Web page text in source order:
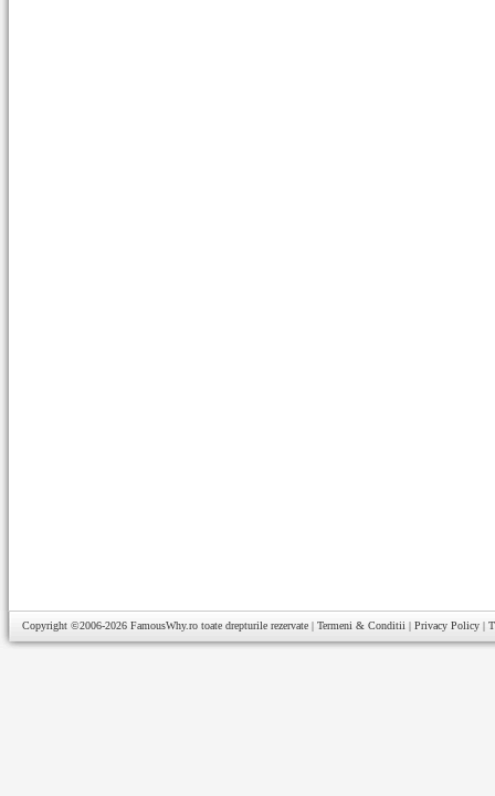
Copyright ©2006-2026 FamousWhy.ro toate drepturile rezervate | Termeni & Conditii | Privacy Policy |